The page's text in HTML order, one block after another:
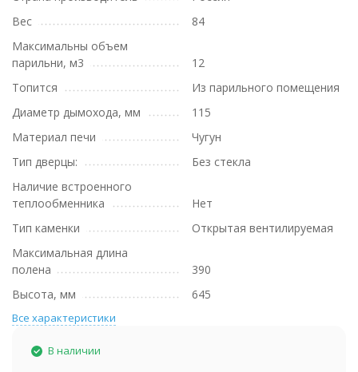
Вес
84
Максимальны объем
парильни, м3
12
Топится
Из парильного помещения
Диаметр дымохода, мм
115
Материал печи
Чугун
Тип дверцы:
Без стекла
Наличие встроенного
теплообменника
Нет
Тип каменки
Открытая вентилируемая
Максимальная длина
полена
390
Высота, мм
645
Все характеристики
В наличии